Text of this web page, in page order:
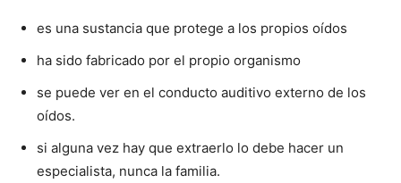
es una sustancia que protege a los propios oídos
ha sido fabricado por el propio organismo
se puede ver en el conducto auditivo externo de los
oídos.
si alguna vez hay que extraerlo lo debe hacer un
especialista, nunca la familia.